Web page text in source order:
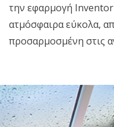
την εφαρμογή Inventor
ατμόσφαιρα εύκολα,
προσαρμοσμένη στις